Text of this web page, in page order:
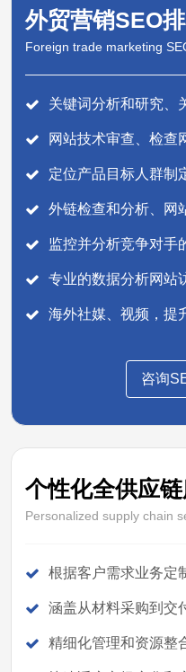
外贸营销SEO
Foreign trade marketing
关键词分析和研究、
网站技术审查、检查
定位产品目标人群制
外链检查和分析、网
监控并分析竞争对手
专业的数据分析网站
海外社媒、视频，提
咨询
个性化全供应
Personalized supply chain
根据客户需求业务定
涵盖从材料采购到交
精细化管理和资源整